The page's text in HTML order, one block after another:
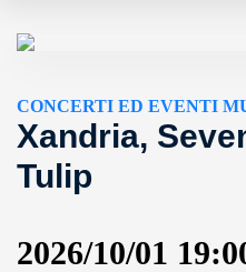
CONCERTI ED EVENTI
Xandria,
Tulip
2026/10/01